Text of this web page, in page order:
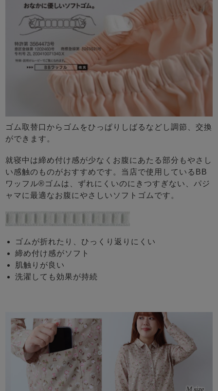
ゴム取替口からゴムをひっぱりしばるなどし調節、交換
ができます。
就寝中は締め付け感が少なくお腹にあたる部分もやさし
い感触のものがおすすめです。当店で使用しているBB
ワッフル®ゴムは、ずれにくいのにきつすぎない、パジ
ャマに最適なお腹にやさしいソフトゴムです。
ゴムが折れたり、ひっくり返りにくい
締め付け感がソフト
肌触りが良い
洗濯しても効果が持続